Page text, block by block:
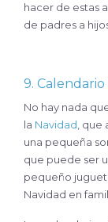
hacer de estas
de padres a
9.
No hay nada
la Navidad, que
una pequeña
que puede ser
pequeño
Navidad en